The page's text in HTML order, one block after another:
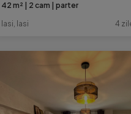
42 m² 2 cam
parter
Iasi, Iasi
4